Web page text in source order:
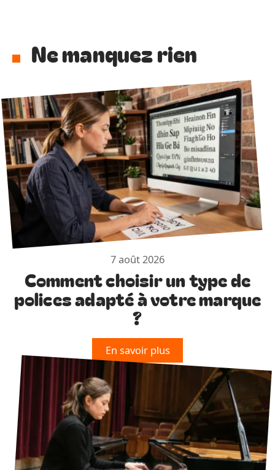
Ne manquez rien
7 août 2026
Comment choisir un type de
polices adapté à votre marque
?
En savoir plus